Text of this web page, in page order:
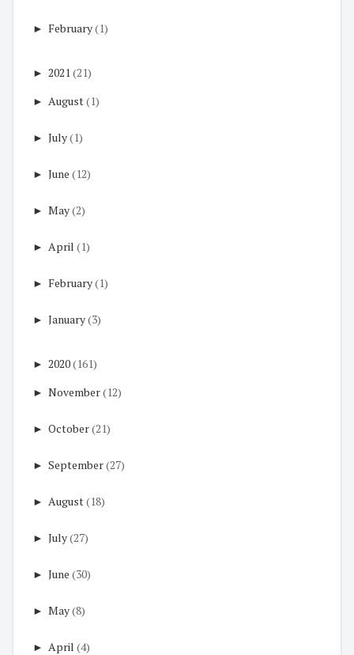
► February(1)
► 2021(21)
► August(1)
► July(1)
► June (12)
► May(2)
► April (1)
► February(1)
► January(3)
► 2020(161)
► November(12)
► October(21)
► September(27)
► August(18)
► July(27)
► June (30)
► May(8)
► April (4)